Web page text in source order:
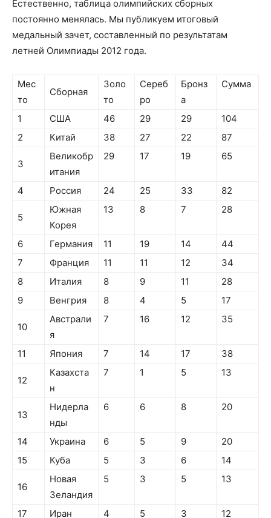
Естественно, таблица олимпийских сборных
постоянно менялась. Мы публикуем итоговый
медальный зачет, составленный по результатам
летней Олимпиады 2012 года.
Мес
то
Сборная
Золо
то
Сереб
ро
Бронз
а
Сумма
1 США 46 29 29
104
2
Китай 38 27 22 87
3
Великобр
итания
29 17 19 65
4 Россия 24 25 33 82
5
Южная
Корея
13 8 7 28
6 Германия 11 19 14
44
7
Франция 11 11 12
34
8
Италия 8 9 11
28
9
Венгрия 8 4 5 17
10
Австрали
я
7 16 12 35
11 Япония 7 14 17 38
12
Казахста
н
7 1 5 13
13
Нидерла
нды
6 6 8 20
14 Украина 6 5 9
20
15
Куба 5 3 6 14
16
Новая
Зеландия
5 3 5 13
17 Иран 4 5 3 12